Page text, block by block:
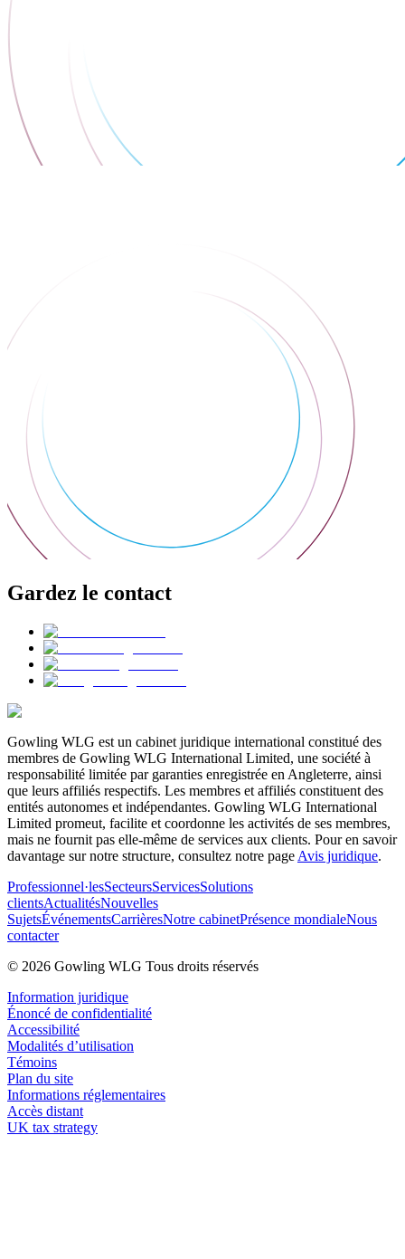
Gardez le contact
Gowling WLG est un cabinet juridique international constitué des
membres de Gowling WLG International Limited, une société à
responsabilité limitée par garanties enregistrée en Angleterre, ainsi
que leurs affiliés respectifs. Les membres et affiliés constituent des
entités autonomes et indépendantes. Gowling WLG International
Limited promeut, facilite et coordonne les activités de ses membres,
mais ne fournit pas elle-même de services aux clients. Pour en savoir
davantage sur notre structure, consultez notre page Avis juridique.
Professionnel·lesSecteursServicesSolutions
clientsActualitésNouvelles
SujetsÉvénementsCarrièresNotre cabinetPrésence mondialeNous
contacter
© 2026 Gowling WLG Tous droits réservés
Information juridique
Énoncé de confidentialité
Accessibilité
Modalités d’utilisation
Témoins
Plan du site
Informations réglementaires
Accès distant
UK tax strategy